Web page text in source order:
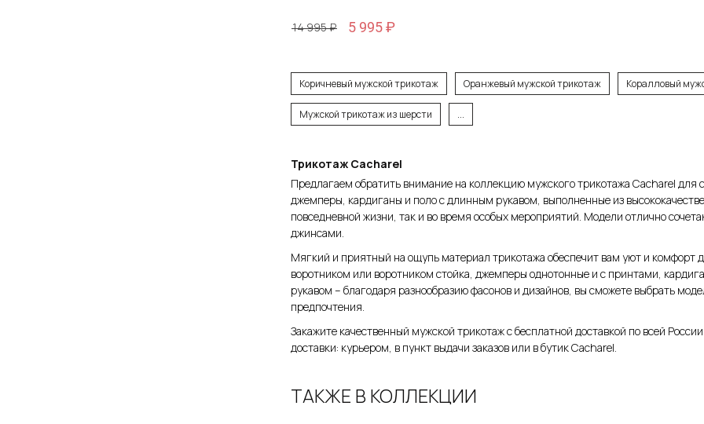
14 995 ₽ 5 995 ₽
Размер
S / 46
Добавить в корзину
Коричневый мужской трикотаж Оранжевый мужской трикотаж Коралловый
Мужской трикотаж из шерсти ...
Трикотаж Cacharel
Предлагаем обратить внимание на коллекцию мужского трикотажа Cacharel для
джемперы, кардиганы и поло с длинным рукавом, выполненные из
повседневной жизни, так и во время особых мероприятий. Модели отлично
джинсами.
Мягкий и приятный на ощупь материал трикотажа обеспечит вам уют и комфорт
воротником или воротником стойка, джемперы однотонные и с принтами,
рукавом – благодаря разнообразию фасонов и дизайнов, вы сможете выбрать
предпочтения.
Закажите качественный мужской трикотаж с бесплатной доставкой по всей
доставки: курьером, в пункт выдачи заказов или в бутик Cacharel.
ТАКЖЕ В КОЛЛЕКЦИИ